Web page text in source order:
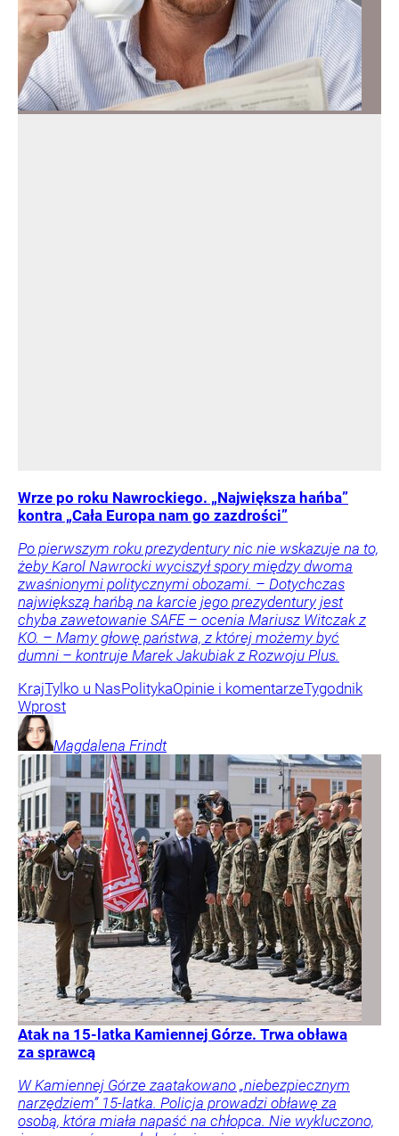
Wrze po roku Nawrockiego. „Największa hańba”
kontra „Cała Europa nam go zazdrości”
Po pierwszym roku prezydentury nic nie wskazuje na to,
żeby Karol Nawrocki wyciszył spory między dwoma
zwaśnionymi politycznymi obozami. – Dotychczas
największą hańbą na karcie jego prezydentury jest
chyba zawetowanie SAFE – ocenia Mariusz Witczak z
KO. – Mamy głowę państwa, z której możemy być
dumni – kontruje Marek Jakubiak z Rozwoju Plus.
KrajTylko u NasPolitykaOpinie i komentarzeTygodnik
Wprost
Magdalena Frindt
Atak na 15-latka Kamiennej Górze. Trwa obława
za sprawcą
W Kamiennej Górze zaatakowano „niebezpiecznym
narzędziem” 15-latka. Policja prowadzi obławę za
osobą, która miała napaść na chłopca. Nie wykluczono,